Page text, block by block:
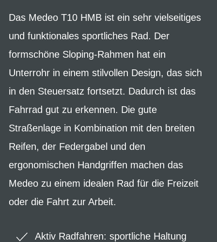
Das Medeo T10 HMB ist ein sehr vielseitiges
und funktionales sportliches Rad. Der
formschöne Sloping-Rahmen hat ein
Unterrohr in einem stilvollen Design, das sich
in den Steuersatz fortsetzt. Dadurch ist das
Fahrrad gut zu erkennen. Die gute
Straßenlage in Kombination mit den breiten
Reifen, der Federgabel und den
ergonomischen Handgriffen machen das
Medeo zu einem idealen Rad für die Freizeit
oder die Fahrt zur Arbeit.
Aktiv Radfahren: sportliche Haltung